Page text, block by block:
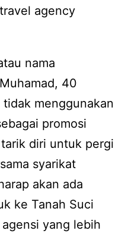
agency
nama
40
menggunakan
promosi
diri untuk pergi
syarikat
akan ada
ke Tanah Suci
yang lebih